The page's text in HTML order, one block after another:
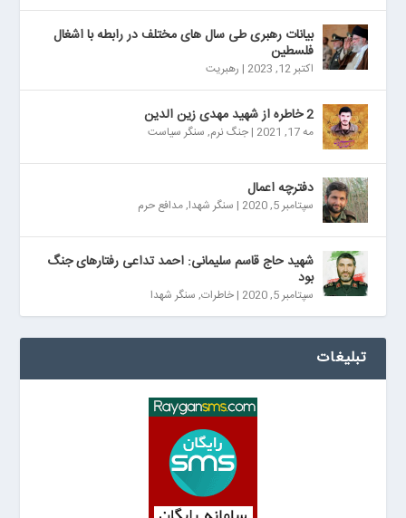
بیانات رهبری طی سال های مختلف در رابطه با اشغال
فلسطین
اکتبر 12, 2023 | رهبریت
2 خاطره از شهید مهدی زین الدین
مه 17, 2021 |جنگ نرم, سنگر سیاست
دفترچه اعمال
سپتامبر 5, 2020 | سنگر شهدا,مدافع حرم
شهید حاج قاسم سلیمانی: احمد تداعی رفتارهای جنگ
بود
سپتامبر 5, 2020 |خاطرات, سنگر شهدا
تبلیغات